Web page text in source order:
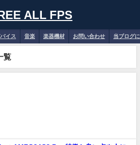
ALL FPS
イス 音楽 楽器機材 お問い合わせ 当ブログ
覧